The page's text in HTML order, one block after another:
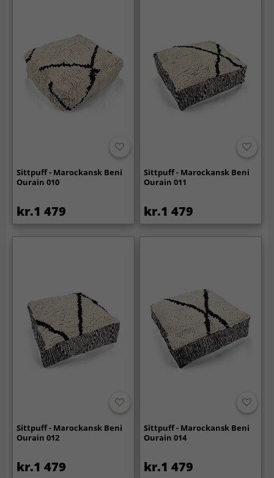
Sittpuff - Marockansk Beni
Ourain 010
kr.1 479
Sittpuff - Marockansk Beni
Ourain 011
kr.1 479
Sittpuff - Marockansk Beni
Ourain 012
kr.1 479
Sittpuff - Marockansk Beni
Ourain 014
kr.1 479